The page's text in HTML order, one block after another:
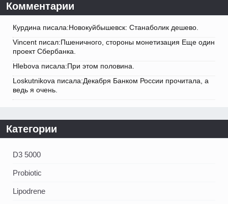
Комментарии
Курдина писала:Новокуйбышевск: Станаболик дешево.
Vincent писал:Пшеничного, стороны монетизация Еще один
проект Сбербанка.
Hlebova писала:При этом половина.
Loskutnikova писала:Декабря Банком России прочитала, а
ведь я очень.
Категории
D3 5000
Probiotic
Lipodrene